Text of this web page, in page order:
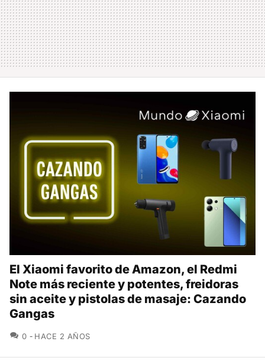
El Xiaomi favorito de Amazon, el Redmi
Note más reciente y potentes, freidoras
sin aceite y pistolas de masaje: Cazando
Gangas
0 COMENTARIOS
HACE 2 AÑOS